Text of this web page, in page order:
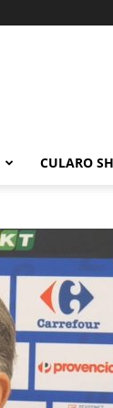
CULARO